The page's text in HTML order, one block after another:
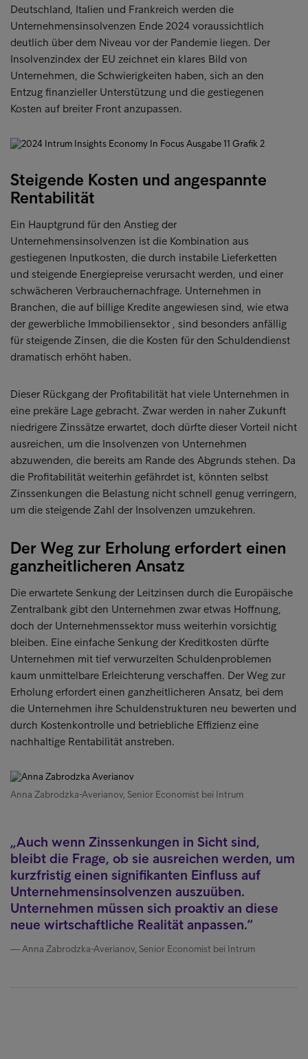
Deutschland, Italien und Frankreich werden die
Unternehmensinsolvenzen Ende 2024 voraussichtlich
deutlich über dem Niveau vor der Pandemie liegen. Der
Insolvenzindex der EU zeichnet ein klares Bild von
Unternehmen, die Schwierigkeiten haben, sich an den
Entzug finanzieller Unterstützung und die gestiegenen
Kosten auf breiter Front anzupassen.
Steigende Kosten und angespannte
Rentabilität
Ein Hauptgrund für den Anstieg der
Unternehmensinsolvenzen ist die Kombination aus
gestiegenen Inputkosten, die durch instabile Lieferketten
und steigende Energiepreise verursacht werden, und einer
schwächeren Verbrauchernachfrage. Unternehmen in
Branchen, die auf billige Kredite angewiesen sind, wie etwa
der gewerbliche Immobiliensektor , sind besonders anfällig
für steigende Zinsen, die die Kosten für den Schuldendienst
dramatisch erhöht haben.
Dieser Rückgang der Profitabilität hat viele Unternehmen in
eine prekäre Lage gebracht. Zwar werden in naher Zukunft
niedrigere Zinssätze erwartet, doch dürfte dieser Vorteil nicht
ausreichen, um die Insolvenzen von Unternehmen
abzuwenden, die bereits am Rande des Abgrunds stehen. Da
die Profitabilität weiterhin gefährdet ist, könnten selbst
Zinssenkungen die Belastung nicht schnell genug verringern,
um die steigende Zahl der Insolvenzen umzukehren.
Der Weg zur Erholung erfordert einen
ganzheitlicheren Ansatz
Die erwartete Senkung der Leitzinsen durch die Europäische
Zentralbank gibt den Unternehmen zwar etwas Hoffnung,
doch der Unternehmenssektor muss weiterhin vorsichtig
bleiben. Eine einfache Senkung der Kreditkosten dürfte
Unternehmen mit tief verwurzelten Schuldenproblemen
kaum unmittelbare Erleichterung verschaffen. Der Weg zur
Erholung erfordert einen ganzheitlicheren Ansatz, bei dem
die Unternehmen ihre Schuldenstrukturen neu bewerten und
durch Kostenkontrolle und betriebliche Effizienz eine
nachhaltige Rentabilität anstreben.
Anna Zabrodzka-Averianov, Senior Economist bei Intrum
Auch wenn Zinssenkungen in Sicht sind,
bleibt die Frage, ob sie ausreichen werden, um
kurzfristig einen signifikanten Einfluss auf
Unternehmensinsolvenzen auszuüben.
Unternehmen müssen sich proaktiv an diese
neue wirtschaftliche Realität anpassen.
Anna Zabrodzka-Averianov, Senior Economist bei Intrum